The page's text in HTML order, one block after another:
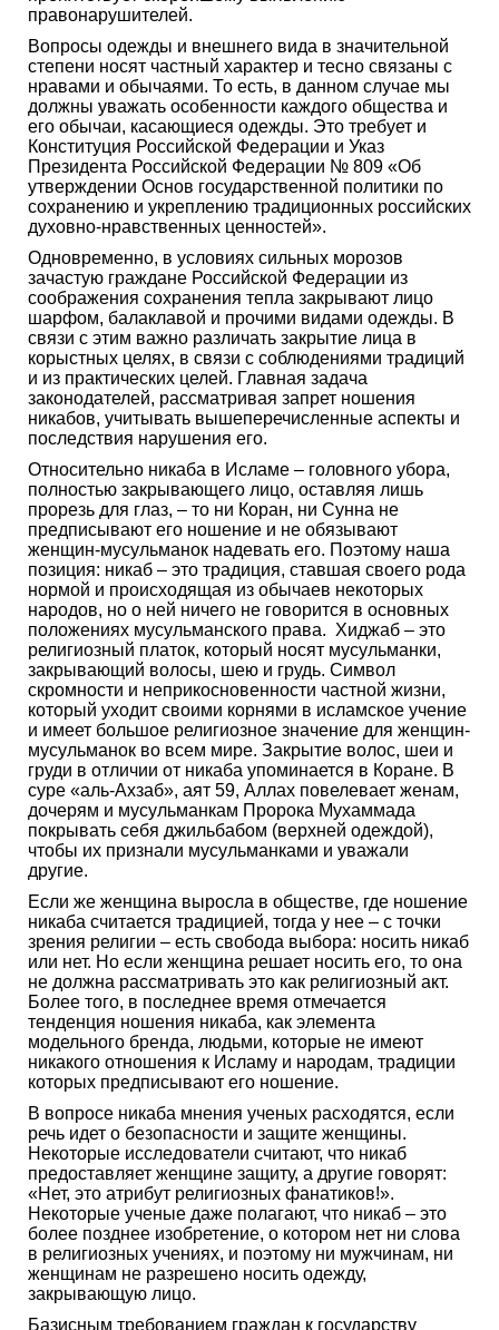
правонарушителей.
Вопросы одежды и внешнего вида в значительной
степени носят частный характер и тесно связаны с
нравами и обычаями. То есть, в данном случае мы
должны уважать особенности каждого общества и
его обычаи, касающиеся одежды. Это требует и
Конституция Российской Федерации и Указ
Президента Российской Федерации № 809 «Об
утверждении Основ государственной политики по
сохранению и укреплению традиционных российских
духовно-нравственных ценностей».
Одновременно, в условиях сильных морозов
зачастую граждане Российской Федерации из
соображения сохранения тепла закрывают лицо
шарфом, балаклавой и прочими видами одежды. В
связи с этим важно различать закрытие лица в
корыстных целях, в связи с соблюдениями традиций
и из практических целей. Главная задача
законодателей, рассматривая запрет ношения
никабов, учитывать вышеперечисленные аспекты и
последствия нарушения его.
Относительно никаба в Исламе – головного убора,
полностью закрывающего лицо, оставляя лишь
прорезь для глаз, – то ни Коран, ни Сунна не
предписывают его ношение и не обязывают
женщин-мусульманок надевать его. Поэтому наша
позиция: никаб – это традиция, ставшая своего рода
нормой и происходящая из обычаев некоторых
народов, но о ней ничего не говорится в основных
положениях мусульманского права. Хиджаб – это
религиозный платок, который носят мусульманки,
закрывающий волосы, шею и грудь. Символ
скромности и неприкосновенности частной жизни,
который уходит своими корнями в исламское учение
и имеет большое религиозное значение для женщин-
мусульманок во всем мире. Закрытие волос, шеи и
груди в отличии от никаба упоминается в Коране. В
суре «аль-Ахзаб», аят 59, Аллах повелевает женам,
дочерям и мусульманкам Пророка Мухаммада
покрывать себя джильбабом (верхней одеждой),
чтобы их признали мусульманками и уважали
другие.
Если же женщина выросла в обществе, где ношение
никаба считается традицией, тогда у нее – с точки
зрения религии – есть свобода выбора: носить никаб
или нет. Но если женщина решает носить его, то она
не должна рассматривать это как религиозный акт.
Более того, в последнее время отмечается
тенденция ношения никаба, как элемента
модельного бренда, людьми, которые не имеют
никакого отношения к Исламу и народам, традиции
которых предписывают его ношение.
В вопросе никаба мнения ученых расходятся, если
речь идет о безопасности и защите женщины.
Некоторые исследователи считают, что никаб
предоставляет женщине защиту, а другие говорят:
«Нет, это атрибут религиозных фанатиков!».
Некоторые ученые даже полагают, что никаб – это
более позднее изобретение, о котором нет ни слова
в религиозных учениях, и поэтому ни мужчинам, ни
женщинам не разрешено носить одежду,
закрывающую лицо.
Базисным требованием граждан к государству